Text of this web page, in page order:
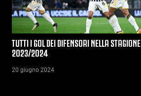
TUTTI I GOL DEI DIFENSORI NELLA STAGIONE
2023/2024
20 giugno 2024